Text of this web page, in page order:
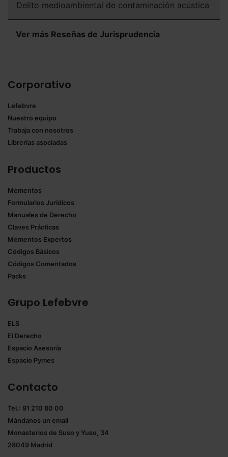
Delito medioambiental de contaminación acústica
Ver más Reseñas de Jurisprudencia
Corporativo
Lefebvre
Nuestro equipo
Trabaja con nosotros
Librerías asociadas
Productos
Mementos
Formularios Jurídicos
Manuales de Derecho
Claves Prácticas
Mementos Expertos
Códigos Básicos
Códigos Comentados
Packs
Grupo Lefebvre
ELS
El Derecho
Espacio Asesoría
Espacio Pymes
Contacto
Tel.: 91 210 80 00
Mándanos un email
Monasterios de Suso y Yuso, 34
28049 Madrid